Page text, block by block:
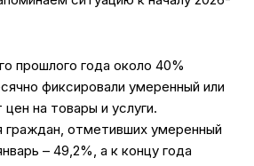
прошлого года около 40%
фиксировали умеренный или
на товары и услуги.
граждан, отметивших умеренный
– 49,2%, а к концу года